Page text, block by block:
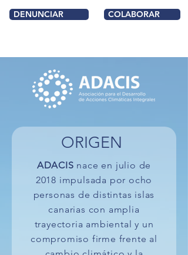
DENUNCIAR COLABORAR
ORIGEN
ADACIS nace en julio de
2018 impulsada por ocho
personas de distintas islas
canarias con amplia
trayectoria ambiental y un
compromiso firme frente al